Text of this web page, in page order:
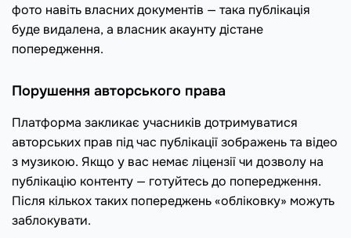
фото навіть власних документів — така публікація
буде видалена, а власник акаунту дістане
попередження.
Порушення авторського права
Платформа закликає учасників дотримуватися
авторських прав під час публікації зображень та відео
з музикою. Якщо у вас немає ліцензії чи дозволу на
публікацію контенту — готуйтесь до попередження.
Після кількох таких попереджень «обліковку» можуть
заблокувати.